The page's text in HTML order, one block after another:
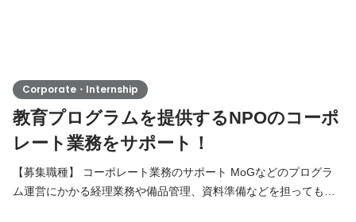
Corporate・Internship
教育プログラムを提供するNPOのコーポ
レート業務をサポート！
【募集職種】 コーポレート業務のサポート MoGなどのプログラ
ム運営にかかる経理業務や備品管理、資料準備などを担ってもら